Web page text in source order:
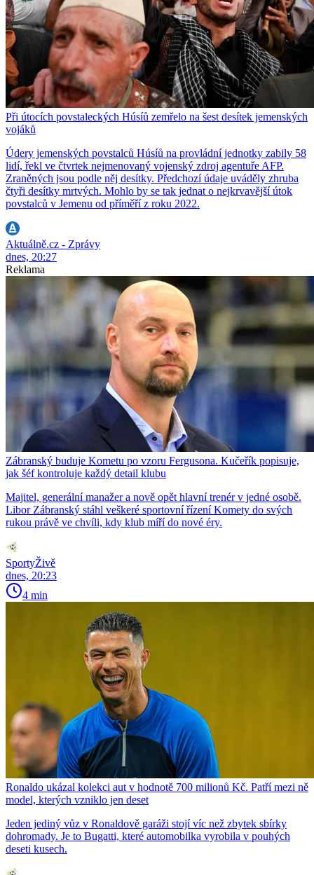
Při útocích povstaleckých Húsíů zemřelo na šest desítek jemenských
vojáků
Údery jemenských povstalců Húsíů na provládní jednotky zabily 58
lidí, řekl ve čtvrtek nejmenovaný vojenský zdroj agentuře AFP.
Zraněných jsou podle něj desítky. Předchozí údaje uváděly zhruba
čtyři desítky mrtvých. Mohlo by se tak jednat o nejkrvavější útok
povstalců v Jemenu od příměří z roku 2022.
Aktuálně.cz - Zprávy
dnes, 20:27
Reklama
Zábranský buduje Kometu po vzoru Fergusona. Kučeřík popisuje,
jak šéf kontroluje každý detail klubu
Majitel, generální manažer a nově opět hlavní trenér v jedné osobě.
Libor Zábranský stáhl veškeré sportovní řízení Komety do svých
rukou právě ve chvíli, kdy klub míří do nové éry.
SportyŽivě
dnes, 20:23
4 min
Ronaldo ukázal kolekci aut v hodnotě 700 milionů Kč. Patří mezi ně
model, kterých vzniklo jen deset
Jeden jediný vůz v Ronaldově garáži stojí víc než zbytek sbírky
dohromady. Je to Bugatti, které automobilka vyrobila v pouhých
deseti kusech.